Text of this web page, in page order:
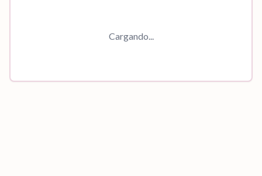
Cargando...